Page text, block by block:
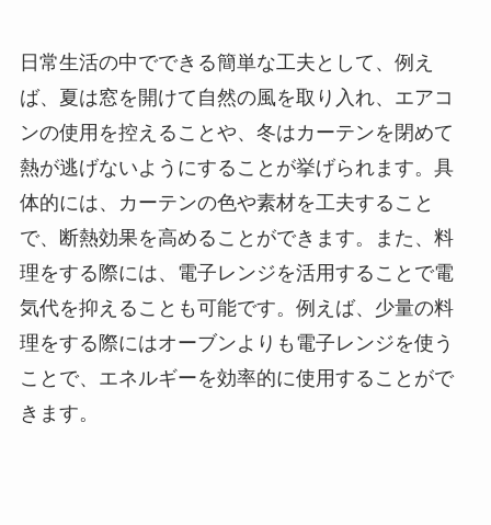
日常生活の中でできる簡単な工夫として、例え
ば、夏は窓を開けて自然の風を取り入れ、エアコ
ンの使用を控えることや、冬はカーテンを閉めて
熱が逃げないようにすることが挙げられます。具
体的には、カーテンの色や素材を工夫すること
で、断熱効果を高めることができます。また、料
理をする際には、電子レンジを活用することで電
気代を抑えることも可能です。例えば、少量の料
理をする際にはオーブンよりも電子レンジを使う
ことで、エネルギーを効率的に使用することがで
きます。